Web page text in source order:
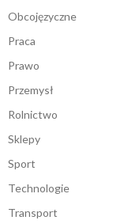
Obcojęzyczne
Praca
Prawo
Przemysł
Rolnictwo
Sklepy
Sport
Technologie
Transport